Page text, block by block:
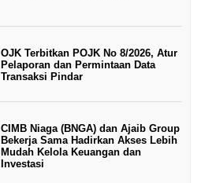
OJK Terbitkan POJK No 8/2026, Atur
Pelaporan dan Permintaan Data
Transaksi Pindar
CIMB Niaga (BNGA) dan Ajaib Group
Bekerja Sama Hadirkan Akses Lebih
Mudah Kelola Keuangan dan
Investasi